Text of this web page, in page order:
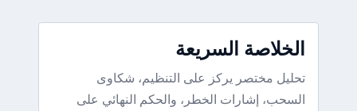
الخلاصة السريعة
تحليل مختصر يركز على التنظيم، شكاوى
السحب، إشارات الخطر، والحكم النهائي على